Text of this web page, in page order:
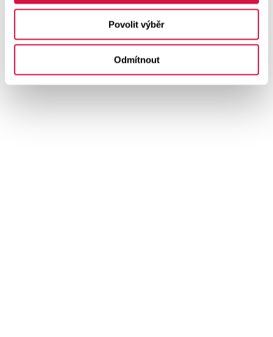
Povolit výběr
Odmítnout